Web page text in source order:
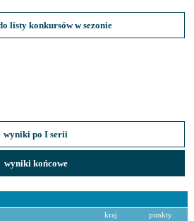
listy konkursów w sezonie
wyniki po I serii
wyniki końcowe
kraj punkty